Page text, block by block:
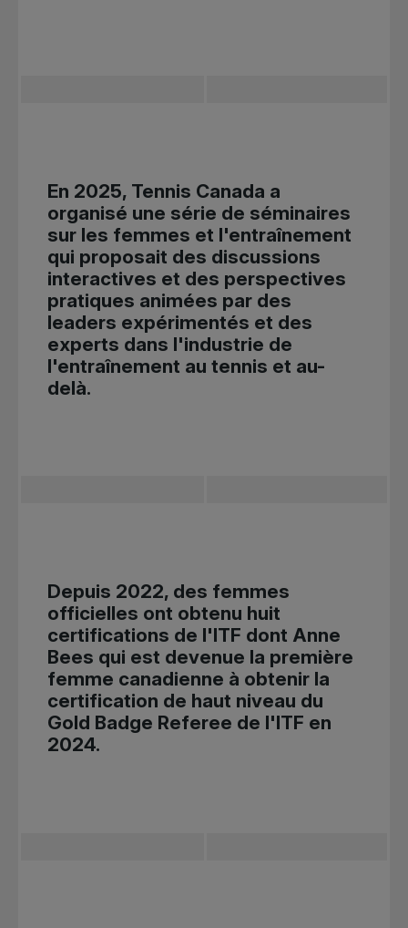
En 2025, Tennis Canada a
organisé une série de séminaires
sur les femmes et l'entraînement
qui proposait des discussions
interactives et des perspectives
pratiques animées par des
leaders expérimentés et des
experts dans l'industrie de
l'entraînement au tennis et au-
delà.
Depuis 2022, des femmes
officielles ont obtenu huit
certifications de l'ITF dont Anne
Bees qui est devenue la première
femme canadienne à obtenir la
certification de haut niveau du
Gold Badge Referee de l'ITF en
2024.